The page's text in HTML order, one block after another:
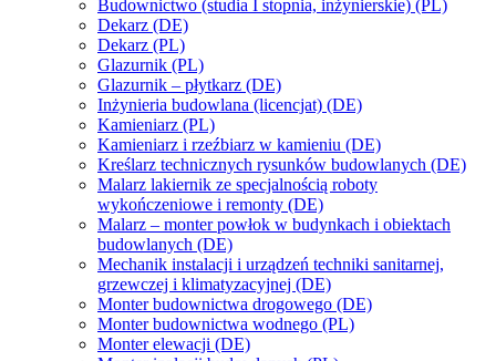
Budownictwo (studia I stopnia, inżynierskie) (PL)
Dekarz (DE)
Dekarz (PL)
Glazurnik (PL)
Glazurnik – płytkarz (DE)
Inżynieria budowlana (licencjat) (DE)
Kamieniarz (PL)
Kamieniarz i rzeźbiarz w kamieniu (DE)
Kreślarz technicznych rysunków budowlanych (DE)
Malarz lakiernik ze specjalnością roboty
wykończeniowe i remonty (DE)
Malarz – monter powłok w budynkach i obiektach
budowlanych (DE)
Mechanik instalacji i urządzeń techniki sanitarnej,
grzewczej i klimatyzacyjnej (DE)
Monter budownictwa drogowego (DE)
Monter budownictwa wodnego (PL)
Monter elewacji (DE)